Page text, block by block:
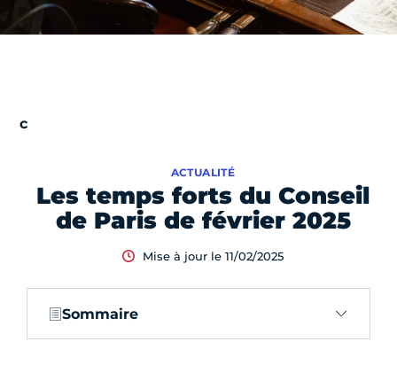
Les temps forts du Conseil
de Paris de février 2025
ACTUALITÉ
Mise à jour le 11/02/2025
Sommaire